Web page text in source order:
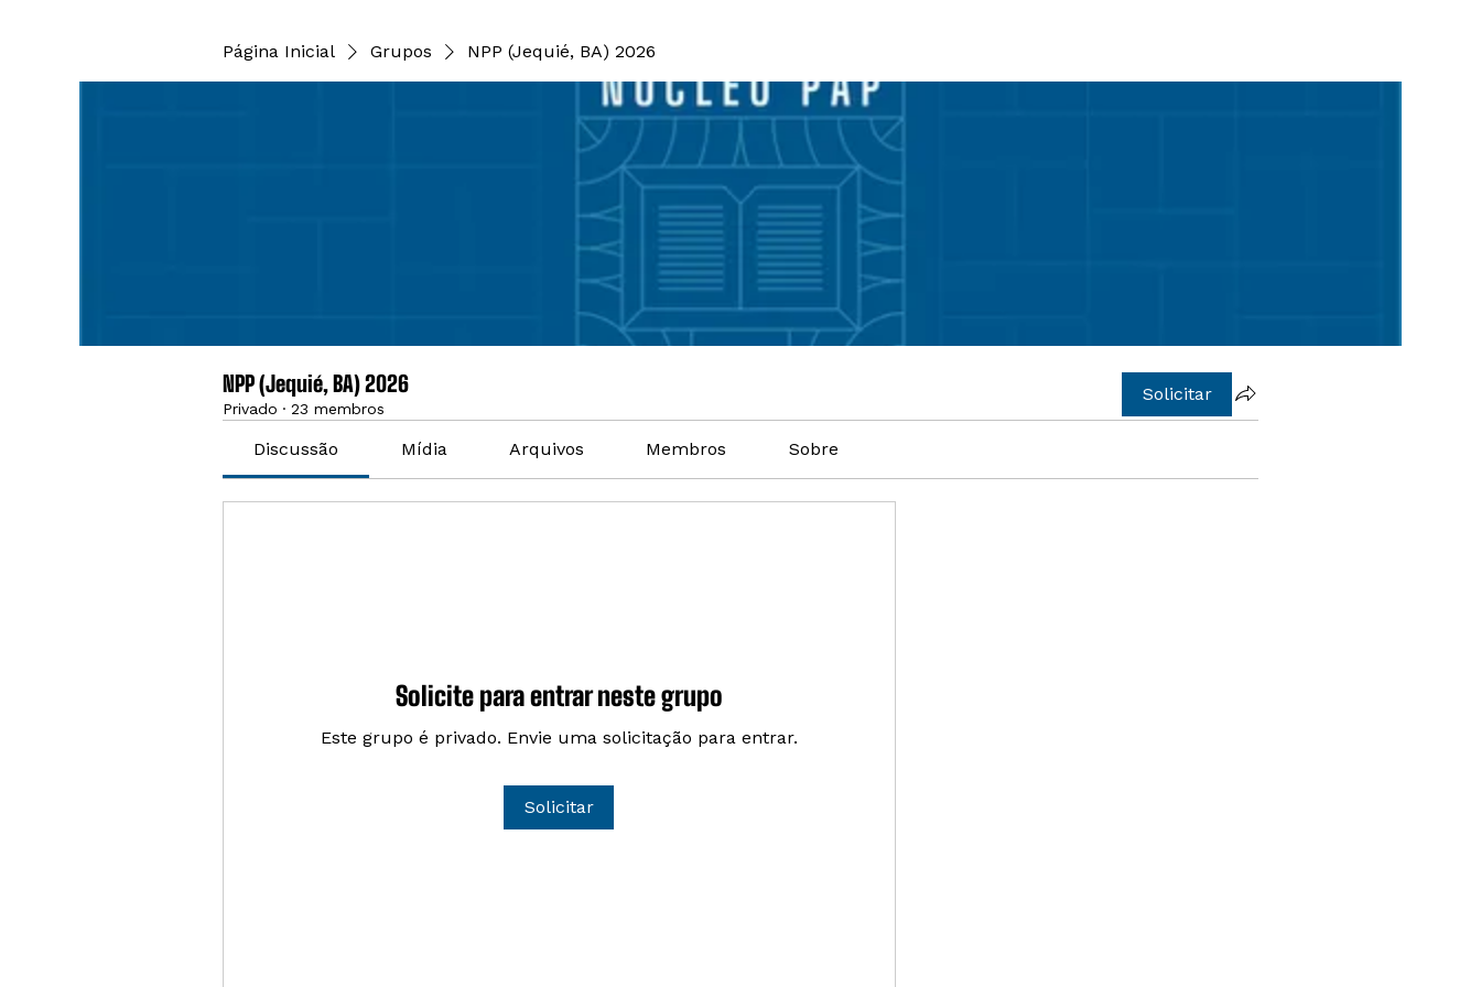
Página Inicial Grupos NPP (Jequié, BA) 2026
NPP (Jequié, BA) 2026
Privado · 23 membros
Solicitar
Discussão Mídia Arquivos Membros Sobre
Solicite para entrar neste grupo
Este grupo é privado. Envie uma solicitação para entrar.
Solicitar